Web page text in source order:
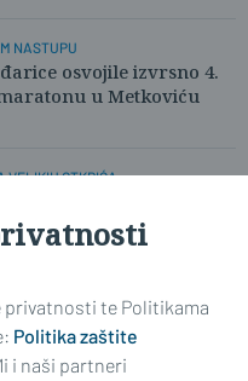
NASTUPU
osvojile izvrsno 4.
u Metkoviću
VELIKIH OTKRIĆA
popiti i kavu...
PRILIKA
možete isprobati
privatnosti te Politikama
Politika zaštite
i naši partneri